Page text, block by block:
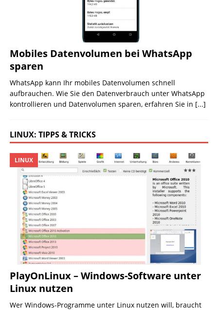
Mobiles Datenvolumen bei WhatsApp
sparen
WhatsApp kann Ihr mobiles Datenvolumen schnell
aufbrauchen. Wie Sie den Datenverbrauch unter WhatsApp
kontrollieren und Datenvolumen sparen, erfahren Sie in [...]
LINUX: TIPPS & TRICKS
PlayOnLinux – Windows-Software unter
Linux nutzen
LINUX
Wer Windows-Programme unter Linux nutzen will, braucht